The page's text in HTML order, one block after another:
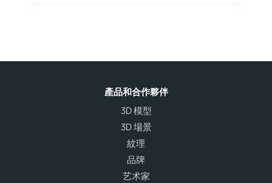
產品和合作夥伴
3D 模型
3D 場景
紋理
品牌
艺术家